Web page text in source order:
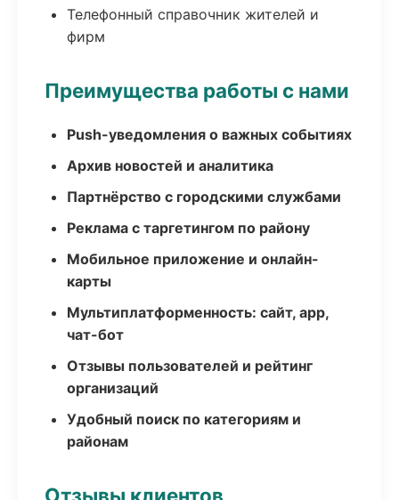
Телефонный справочник жителей и
фирм
Преимущества работы с нами
Push-уведомления о важных событиях
Архив новостей и аналитика
Партнёрство с городскими службами
Реклама с таргетингом по району
Мобильное приложение и онлайн-
карты
Мультиплатформенность: сайт, app,
чат-бот
Отзывы пользователей и рейтинг
организаций
Удобный поиск по категориям и
районам
Отзывы клиентов